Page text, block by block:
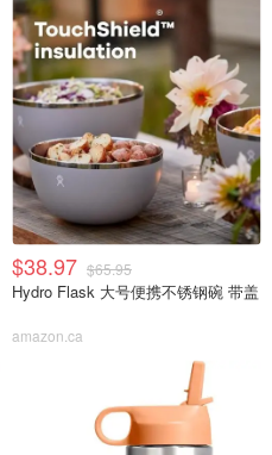
$38.97 $65.95
Hydro Flask 大号便携不锈钢碗 带盖
amazon.ca